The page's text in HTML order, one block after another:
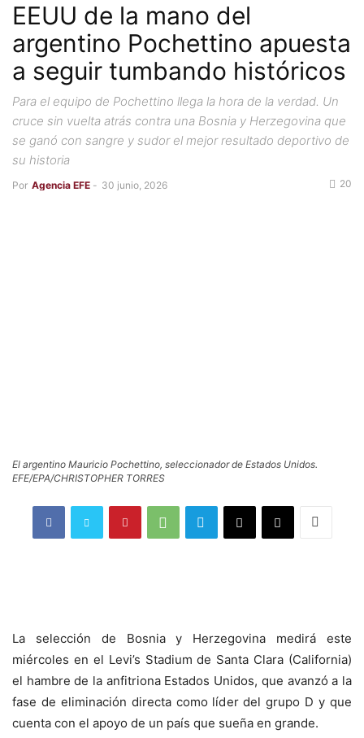
EEUU de la mano del
argentino Pochettino apuesta
a seguir tumbando históricos
Para el equipo de Pochettino llega la hora de la verdad. Un
cruce sin vuelta atrás contra una Bosnia y Herzegovina que
se ganó con sangre y sudor el mejor resultado deportivo de
su historia
Por Agencia EFE - 30 junio, 2026 20
El argentino Mauricio Pochettino, seleccionador de Estados Unidos.
EFE/EPA/CHRISTOPHER TORRES
La selección de Bosnia y Herzegovina medirá este
miércoles en el Levi’s Stadium de Santa Clara (California)
el hambre de la anfitriona Estados Unidos, que avanzó a la
fase de eliminación directa como líder del grupo D y que
cuenta con el apoyo de un país que sueña en grande.